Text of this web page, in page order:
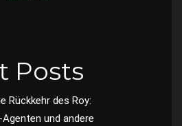
Posts
Rückkehr des Roy:
und andere